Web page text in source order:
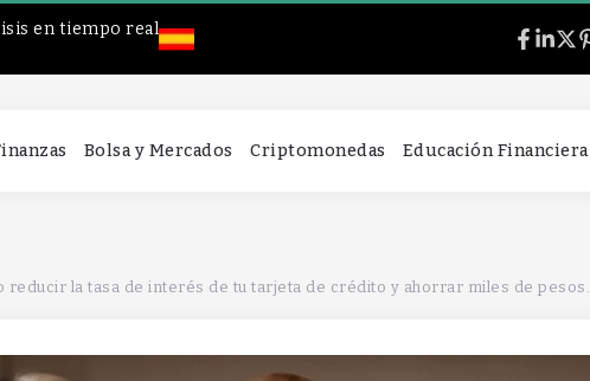
en tiempo real
Bolsa y Mercados Criptomonedas Educación Financiera
reducir la tasa de interés de tu tarjeta de crédito y ahorrar miles de pesos.